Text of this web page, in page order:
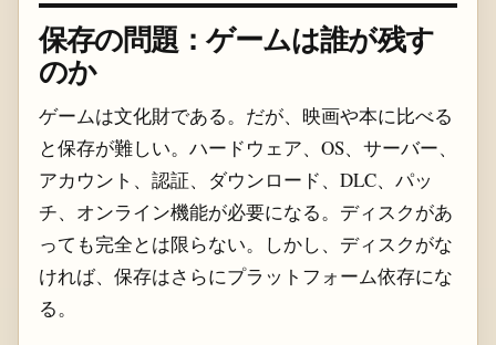
保存の問題：ゲームは誰が残す
のか
ゲームは文化財である。だが、映画や本に比べる
と保存が難しい。ハードウェア、OS、サーバー、
アカウント、認証、ダウンロード、DLC、パッ
チ、オンライン機能が必要になる。ディスクがあ
っても完全とは限らない。しかし、ディスクがな
ければ、保存はさらにプラットフォーム依存にな
る。